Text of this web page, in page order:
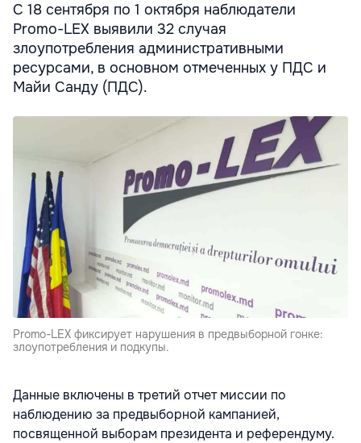
С 18 сентября по 1 октября наблюдатели
Promo-LEX выявили 32 случая
злоупотребления административными
ресурсами, в основном отмеченных у ПДС и
Майи Санду (ПДС).
Promo-LEX фиксирует нарушения в предвыборной гонке:
злоупотребления и подкупы.
Данные включены в третий отчет миссии по
наблюдению за предвыборной кампанией,
посвященной выборам президента и референдуму.